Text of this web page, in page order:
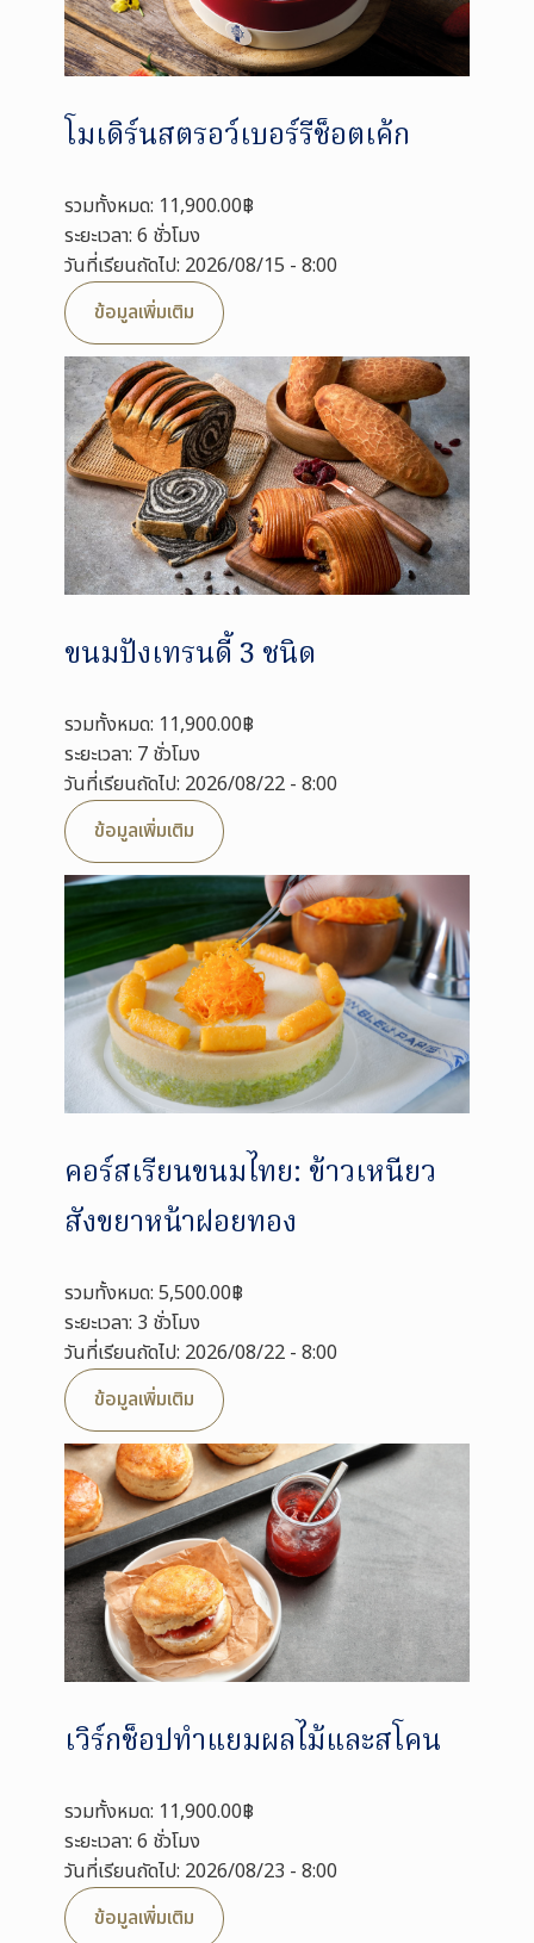
โมเดิร์นสตรอว์เบอร์รีช็อตเค้ก
รวมทั้งหมด: 11,900.00฿
ระยะเวลา: 6 ชั่วโมง
วันที่เรียนถัดไป: 2026/08/15 - 8:00
ข้อมูลเพิ่มเติม
ขนมปังเทรนดี้ 3 ชนิด
รวมทั้งหมด: 11,900.00฿
ระยะเวลา: 7 ชั่วโมง
วันที่เรียนถัดไป: 2026/08/22 - 8:00
ข้อมูลเพิ่มเติม
คอร์สเรียนขนมไทย: ข้าวเหนียว
สังขยาหน้าฝอยทอง
รวมทั้งหมด: 5,500.00฿
ระยะเวลา: 3 ชั่วโมง
วันที่เรียนถัดไป: 2026/08/22 - 8:00
ข้อมูลเพิ่มเติม
เวิร์กช็อปทำแยมผลไม้และสโคน
รวมทั้งหมด: 11,900.00฿
ระยะเวลา: 6 ชั่วโมง
วันที่เรียนถัดไป: 2026/08/23 - 8:00
ข้อมูลเพิ่มเติม